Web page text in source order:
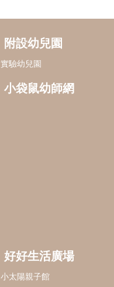
附設幼兒園
實驗幼兒園
小袋鼠幼師網
好好生活廣場
小太陽親子館